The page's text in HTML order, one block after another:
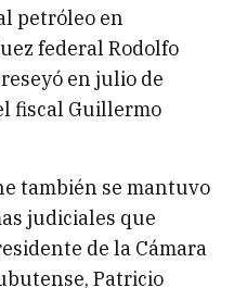
petróleo en
federal Rodolfo
en julio de
fiscal Guillermo
también se mantuvo
judiciales que
de la Cámara
Patricio